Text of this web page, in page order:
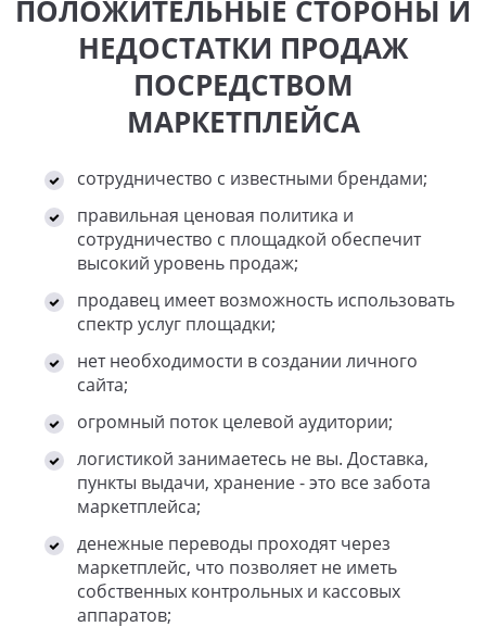
ПОЛОЖИТЕЛЬНЫЕ СТОРОНЫ И
НЕДОСТАТКИ ПРОДАЖ
ПОСРЕДСТВОМ
МАРКЕТПЛЕЙСА
сотрудничество с известными брендами;
правильная ценовая политика и
сотрудничество с площадкой обеспечит
высокий уровень продаж;
продавец имеет возможность использовать
спектр услуг площадки;
нет необходимости в создании личного
сайта;
огромный поток целевой аудитории;
логистикой занимаетесь не вы. Доставка,
пункты выдачи, хранение - это все забота
маркетплейса;
денежные переводы проходят через
маркетплейс, что позволяет не иметь
собственных контрольных и кассовых
аппаратов;